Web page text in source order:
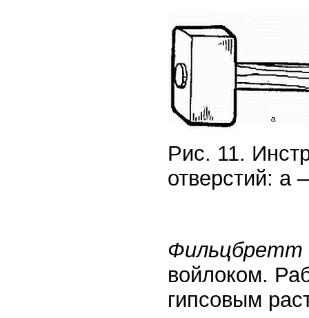
Рис. 11.
отверстий: а
Фильцбретт
войлоком.
гипсовым